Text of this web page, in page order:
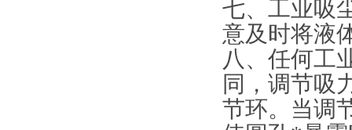
七、工业吸
意及时将液
八、任何工
同，调节吸
节环。当调